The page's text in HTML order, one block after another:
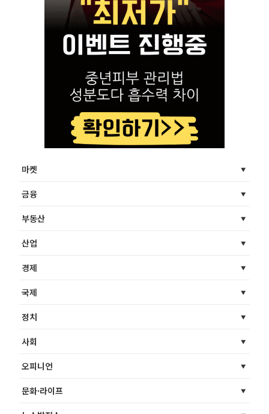
마켓
금융
부동산
산업
경제
국제
정치
사회
오피니언
문화·라이프